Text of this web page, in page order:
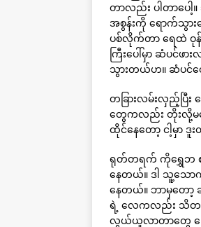
တာလည်း ပါတာပေါ့
အစွန်းကို ရောက်သွား
ပစ်လိုက်တာ ရေထဲ ဝုန်
ကြီးပေါ်မှာ ဆံပင်ဖာ
သွားတယ်ဟ။ ဆံပင်
တခြားလမ်းလှည့်ပြီး
တွေကလည်း တိုးလို့မပ
ထိုင်နေတော့ ငါ့မှာ
ရုတ်တရက် ကိုရွှေဘ စက
နေတယ်။ ဒါ သူ့သော
နေတယ်။ ဘာမှတော့
ရဲ့ လေကလည်း သိတယ်မ
လွယ်ယူလာတာတွေ ပြ